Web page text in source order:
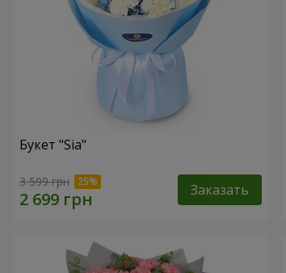
Букет "Sia"
3 599 грн Заказать